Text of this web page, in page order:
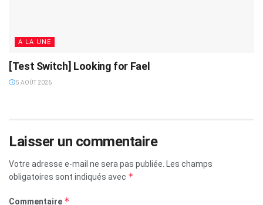
A LA UNE
[Test Switch] Looking for Fael
5 AOÛT 2026
Laisser un commentaire
Votre adresse e-mail ne sera pas publiée. Les champs
obligatoires sont indiqués avec *
Commentaire *